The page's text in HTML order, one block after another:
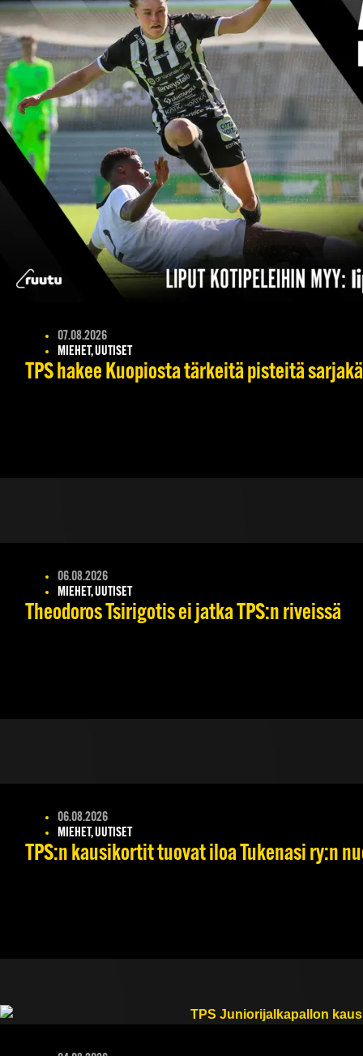
07.08.2026
MIEHET, UUTISET
TPS hakee Kuopiosta tärkeitä pisteitä
06.08.2026
MIEHET, UUTISET
Theodoros Tsirigotis ei jatka TPS:n riveissä
06.08.2026
MIEHET, UUTISET
TPS:n kausikortit tuovat iloa Tukenasi ry:n